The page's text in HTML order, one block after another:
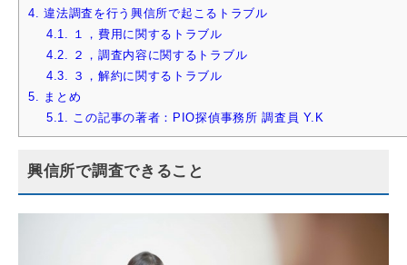
4.
違法調査を行う興信所で起こるトラブル
4.1.
１，費用に関するトラブル
4.2.
２，調査内容に関するトラブル
4.3.
３，解約に関するトラブル
5.
まとめ
5.1.
この記事の著者：PIO探偵事務所 調査員 Y.K
興信所で調査できること